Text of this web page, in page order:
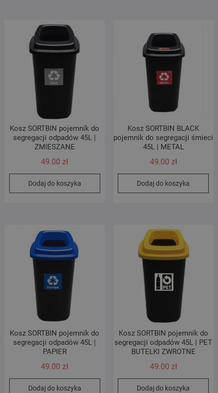
Kosz SORTBIN pojemnik do
segregacji odpadów 45L |
ZMIESZANE
49.00zł
Dodaj do koszyka
Kosz SORTBIN BLACK
pojemnik do segregacji śmieci
45L | METAL
49.00 zł
Dodaj do koszyka
Kosz SORTBIN pojemnik do
segregacji odpadów 45L |
PAPIER
49.00 zł
Dodaj do koszyka
Kosz SORTBIN pojemnik do
segregacji odpadów 45L | PET
BUTELKI ZWROTNE
49.00 zł
Dodaj do koszyka